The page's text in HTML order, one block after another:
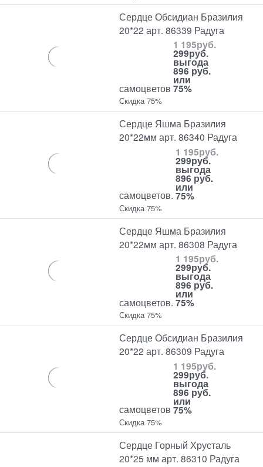
Сердце Обсидиан Бразилия
20*22 арт. 86339 Радуга
самоцветов
1 195руб.
299руб.
выгода
896 руб.
или
75%
Скидка 75%
Сердце Яшма Бразилия
20*22мм арт. 86340 Радуга
самоцветов.
1 195руб.
299руб.
выгода
896 руб.
или
75%
Скидка 75%
Сердце Яшма Бразилия
20*22мм арт. 86308 Радуга
самоцветов.
1 195руб.
299руб.
выгода
896 руб.
или
75%
Скидка 75%
Сердце Обсидиан Бразилия
20*22 арт. 86309 Радуга
самоцветов
1 195руб.
299руб.
выгода
896 руб.
или
75%
Скидка 75%
Сердце Горный Хрусталь
20*25 мм арт. 86310 Радуга